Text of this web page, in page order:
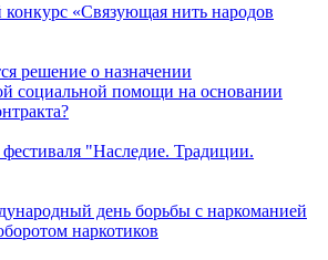
конкурс «Связующая нить народов
решение о назначении
социальной помощи на основании
"Наследие. Традиции.
день борьбы с наркоманией
наркотиков